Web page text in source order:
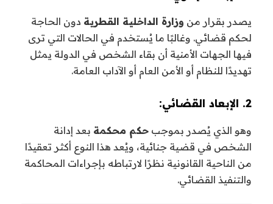
يصدر بقرار من وزارة الداخلية القطرية دون الحاجة
لحكم قضائي. وغالبًا ما يُستخدم في الحالات التي ترى
فيها الجهات الأمنية أن بقاء الشخص في الدولة يمثل
تهديدًا للنظام أو الأمن العام أو الآداب العامة.
2. الإبعاد القضائي:
وهو الذي يُصدر بموجب حكم محكمة بعد إدانة
الشخص في قضية جنائية، ويُعد هذا النوع أكثر تعقيدًا
من الناحية القانونية نظرًا لارتباطه بإجراءات المحاكمة
والتنفيذ القضائي.